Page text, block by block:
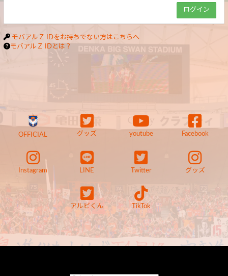
モバアルＺ IDをお持ちでない方はこちらへ
モバアルＺ IDとは？
OFFICIAL グッズ youtube Facebook
Instagram LINE Twitter グッズ
アルビくん TikTok